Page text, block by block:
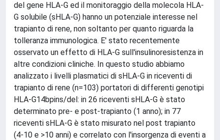
del gene HLA-G ed il monitoraggio della molecola HLA-
G solubile (sHLA-G) hanno un potenziale interesse nel
trapianto di rene, non soltanto per quanto riguarda la
tolleranza immunologica. E' stato recentemente
osservato un effetto di HLA-G sull'insulinoresistenza in
altre condizioni cliniche. In questo studio abbiamo
analizzato i livelli plasmatici di sHLA-G in riceventi di
trapianto di rene (n=103) portatori di differenti genotipi
HLA-G14bpins/del: in 26 riceventi sHLA-G è stato
determinato pre- e post-trapianto (1 anno); in 77
riceventi sHLA-G è stato misurato nel post trapianto
(4-10 e >10 anni) e correlato con l'insorgenza di eventi a